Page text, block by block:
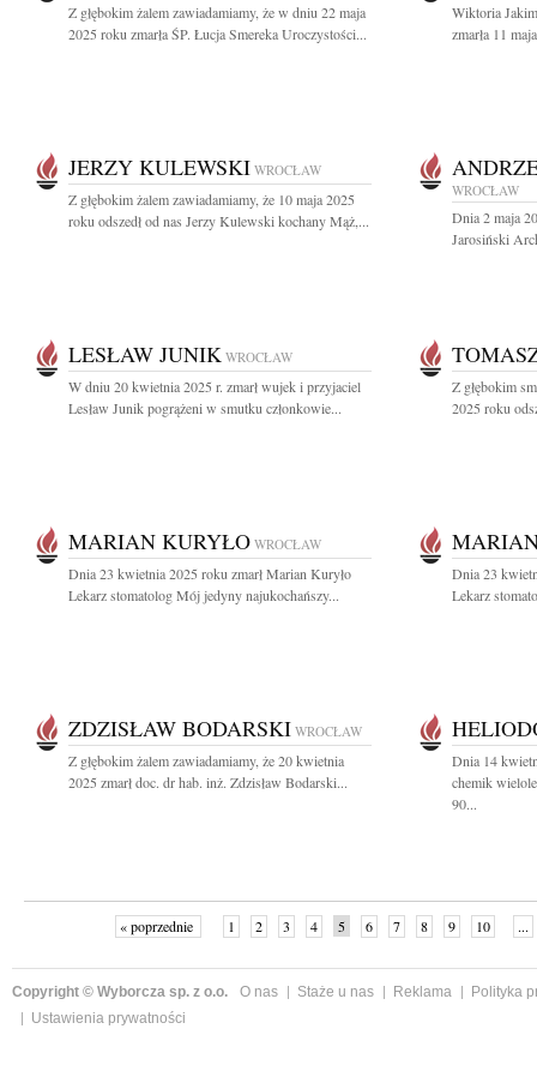
Z głębokim żalem zawiadamiamy, że w dniu 22 maja
2025 roku zmarła ŚP. Łucja Smereka Uroczystości...
Wiktoria
zmarła 11
JERZY KULEWSKI WROCŁAW
Z głębokim żalem zawiadamiamy, że 10 maja 2025
roku odszedł od nas Jerzy Kulewski kochany Mąż,...
WROCŁAW
Dnia 2 maja
Jarosiński
LESŁAW JUNIK WROCŁAW
W dniu 20 kwietnia 2025 r. zmarł wujek i przyjaciel
Lesław Junik pogrążeni w smutku członkowie...
Z głębokim
2025 roku
MARIAN KURYŁO WROCŁAW
Dnia 23 kwietnia 2025 roku zmarł Marian Kuryło
Lekarz stomatolog Mój jedyny najukochańszy...
Dnia 23
Lekarz
ZDZISŁAW BODARSKI WROCŁAW
Z głębokim żalem zawiadamiamy, że 20 kwietnia
2025 zmarł doc. dr hab. inż. Zdzisław Bodarski...
Dnia 14
chemik
90...
« poprzednie 1 2 3 4 5 6 7 8 9 10 ...
Copyright © Wyborcza sp. z o.o. O nas Staże u nas Reklama
Polityka
Ustawienia prywatności